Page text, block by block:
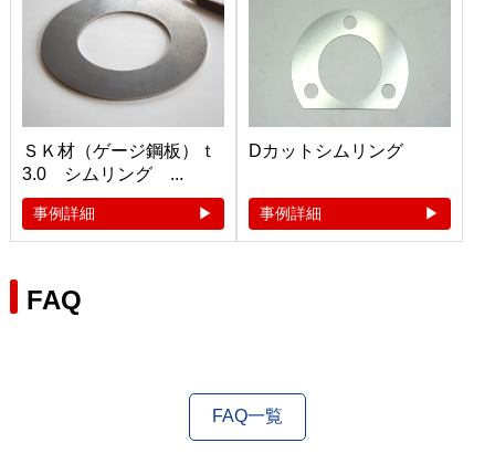
ＳＫ材（ゲージ鋼板）ｔ
3.0 シムリング ...
事例詳細
Dカットシムリング
事例詳細
FAQ
FAQ一覧